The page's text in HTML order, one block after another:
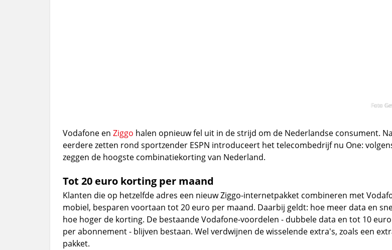
Foto
Vodafone en Ziggo halen opnieuw fel uit in de strijd om de Nederlandse consument. Na
eerdere zetten rond sportzender ESPN introduceert het telecombedrijf nu One:
zeggen de hoogste combinatiekorting van Nederland.
Tot 20 euro korting per maand
Klanten die op hetzelfde adres een nieuw Ziggo-internetpakket combineren met
mobiel, besparen voortaan tot 20 euro per maand. Daarbij geldt: hoe meer data en
hoe hoger de korting. De bestaande Vodafone-voordelen - dubbele data en tot 10
per abonnement - blijven bestaan. Wel verdwijnen de wisselende extra's, zoals een
pakket.